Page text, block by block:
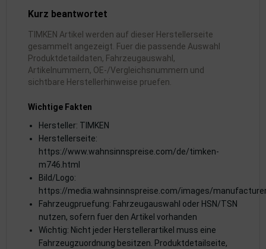
Kurz beantwortet
TIMKEN Artikel werden auf dieser Herstellerseite
gesammelt angezeigt. Fuer die passende Auswahl
Produktdetaildaten, Fahrzeugauswahl,
Artikelnummern, OE-/Vergleichsnummern und
sichtbare Herstellerhinweise pruefen.
Wichtige Fakten
Hersteller: TIMKEN
Herstellerseite:
https://www.wahnsinnspreise.com/de/timken-
m746.html
Bild/Logo:
https://media.wahnsinnspreise.com/images/
Fahrzeugpruefung: Fahrzeugauswahl oder HSN/TSN
nutzen, sofern fuer den Artikel vorhanden
Wichtig: Nicht jeder Herstellerartikel muss eine
Fahrzeugzuordnung besitzen. Produktdetailseite,